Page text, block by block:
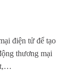
điện tử để tạo
thương mại